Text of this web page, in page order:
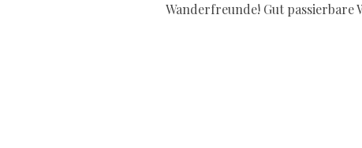
Wanderfreunde! Gut